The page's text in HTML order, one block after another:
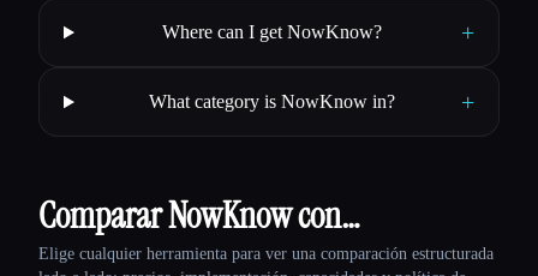
Where can I get NowKnow? +
What category is NowKnow in? +
Comparar NowKnow con…
Elige cualquier herramienta para ver una comparación estructurada